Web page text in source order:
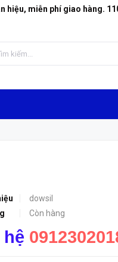
hiệu, miễn phí giao hàng.
dowsil
Còn hàng
hệ